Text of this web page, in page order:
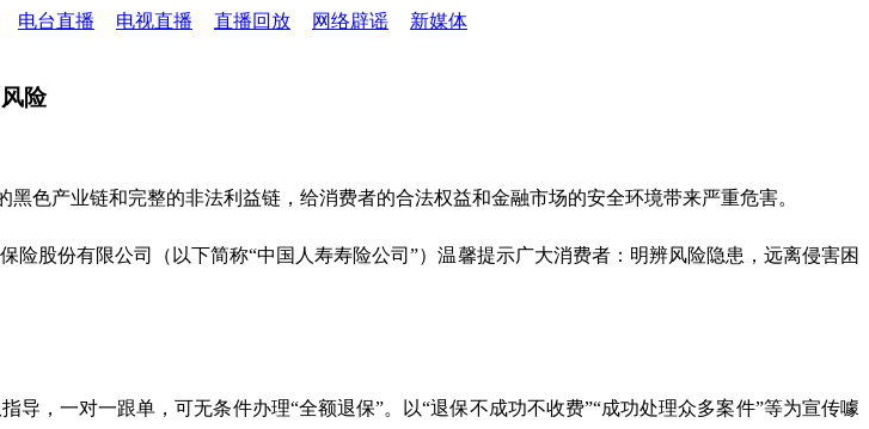
电台直播 电视直播 直播回放 网络辟谣
新媒体
险
色产业链和完整的非法利益链，给消费者的合法权益和金融市场的安全环境带来严重危害。
股份有限公司（以下简称“中国人寿寿险公司”）温馨提示广大消费者：明辨风险隐患，远离侵害困
，一对一跟单，可无条件办理“全额退保”。以“退保不成功不收费”“成功处理众多案件”等为宣传噱